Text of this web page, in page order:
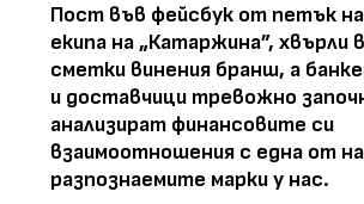
Пост във фейсбук от петък
екипа на „Катаржина”, хвърли
сметки винения бранш, а
и доставчици тревожно
анализират финансовите си
взаимоотношения с една от
разпознаемите марки у нас.